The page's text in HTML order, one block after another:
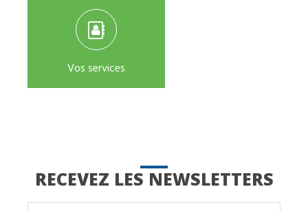
Vos services
RECEVEZ LES NEWSLETTERS